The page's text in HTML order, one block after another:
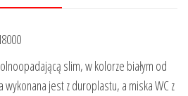
slim, w kolorze białym od
wykonana jest z duroplastu, a miska WC z